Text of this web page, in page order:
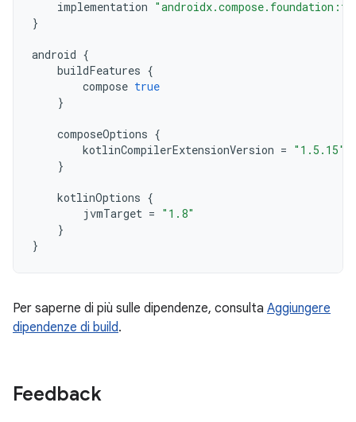
implementation
}
android {
buildFeatures {
compose true
}
composeOptions {
kotlinCompilerExtensionVersion = "1.5.15"
}
kotlinOptions {
jvmTarget = "1.8"
}
}
Per saperne di più sulle dipendenze, consulta Aggiungere
dipendenze di build.
Feedback